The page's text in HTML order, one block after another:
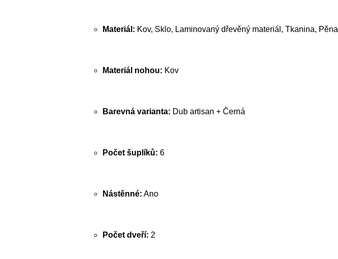
Materiál: Kov, Sklo, Laminovaný dřevěný materiál, Tkanina, Pěna
Materiál nohou: Kov
Barevná varianta: Dub artisan + Černá
Počet šuplíků: 6
Nástěnné: Ano
Počet dveří: 2